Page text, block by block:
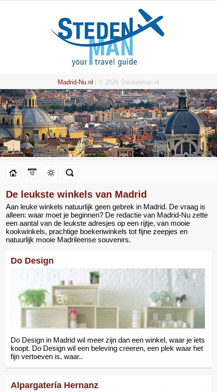
Madrid-Nu.nl | © 2026 Stedenman.nl
De leukste winkels van Madrid
Aan leuke winkels natuurlijk geen gebrek in Madrid. De vraag is
alleen: waar moet je beginnen? De redactie van Madrid-Nu zette
een aantal van de leukste adresjes op een rijtje, van mooie
kookwinkels, prachtige boekenwinkels tot fijne zeepjes en
natuurlijk mooie Madrileense souvenirs.
Do Design
Do Design in Madrid wil meer zijn dan een winkel, waar je iets
koopt. Do Design wil een beleving creeren, een plek waar het
fijn vertoeven is, waar..
Alpargatería Hernanz